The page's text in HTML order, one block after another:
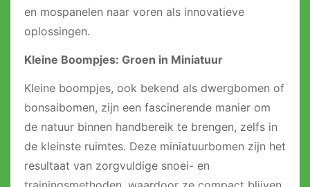
en mospanelen naar voren als innovatieve
oplossingen.
Kleine Boompjes: Groen in Miniatuur
Kleine boompjes, ook bekend als dwergbomen of
bonsaibomen, zijn een fascinerende manier om
de natuur binnen handbereik te brengen, zelfs in
de kleinste ruimtes. Deze miniatuurbomen zijn het
resultaat van zorgvuldige snoei- en